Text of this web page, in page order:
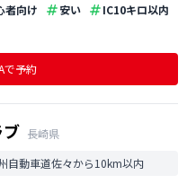
者向け 安い
IC10キロ以内
で予約
長崎県
自動車道佐々から10km以内